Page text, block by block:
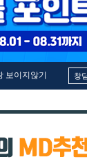
보이지않기 창